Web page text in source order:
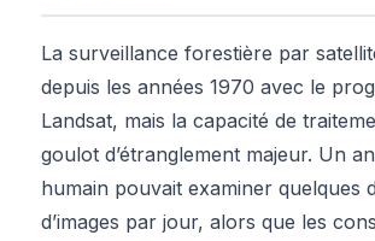
La surveillance forestière par
depuis les années 1970 avec le
Landsat, mais la capacité de
goulot d’étranglement majeur. Un
humain pouvait examiner quelques
d’images par jour, alors que les